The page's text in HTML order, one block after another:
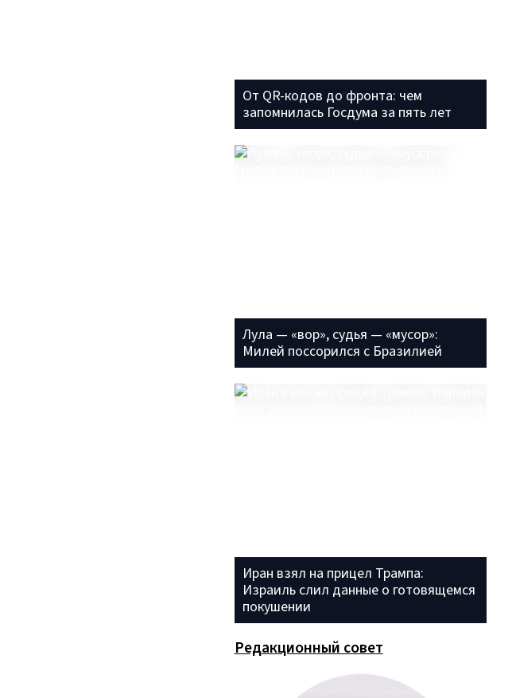
От QR-кодов до фронта: чем
запомнилась Госдума за пять лет
Лула — «вор», судья — «мусор»:
Милей поссорился с Бразилией
Иран взял на прицел Трампа:
Израиль слил данные о готовящемся
покушении
Редакционный совет